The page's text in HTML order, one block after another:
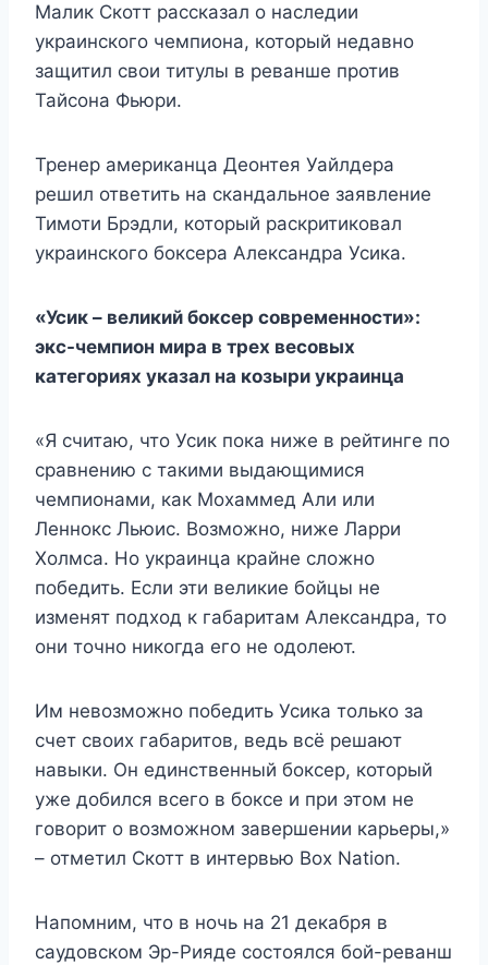
Малик Скотт рассказал о наследии
украинского чемпиона, который недавно
защитил свои титулы в реванше против
Тайсона Фьюри.
Тренер американца Деонтея Уайлдера
решил ответить на скандальное заявление
Тимоти Брэдли, который раскритиковал
украинского боксера Александра Усика.
«Усик – великий боксер современности»:
экс-чемпион мира в трех весовых
категориях указал на козыри украинца
«Я считаю, что Усик пока ниже в рейтинге по
сравнению с такими выдающимися
чемпионами, как Мохаммед Али или
Леннокс Льюис. Возможно, ниже Ларри
Холмса. Но украинца крайне сложно
победить. Если эти великие бойцы не
изменят подход к габаритам Александра, то
они точно никогда его не одолеют.
Им невозможно победить Усика только за
счет своих габаритов, ведь всё решают
навыки. Он единственный боксер, который
уже добился всего в боксе и при этом не
говорит о возможном завершении карьеры,»
– отметил Скотт в интервью Box Nation.
Напомним, что в ночь на 21 декабря в
саудовском Эр-Рияде состоялся бой-реванш